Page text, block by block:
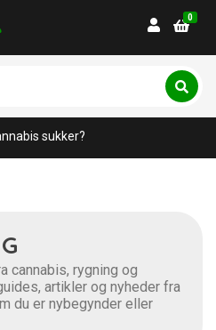
S
Login
0
sukker?
cannabis, rygning og
artikler og nyheder fra
du er nybegynder eller